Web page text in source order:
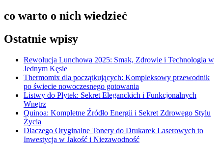
co warto o nich wiedzieć
Ostatnie wpisy
Rewolucja Lunchowa 2025: Smak, Zdrowie i Technologia w
Jednym Kęsie
Thermomix dla początkujących: Kompleksowy przewodnik
po świecie nowoczesnego gotowania
Listwy do Płytek: Sekret Eleganckich i Funkcjonalnych
Wnętrz
Quinoa: Kompletne Źródło Energii i Sekret Zdrowego Stylu
Życia
Dlaczego Oryginalne Tonery do Drukarek Laserowych to
Inwestycja w Jakość i Niezawodność